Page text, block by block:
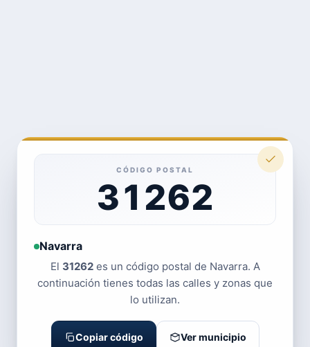
CÓDIGO POSTAL
31262
Navarra
El 31262es un código postal de Navarra. A
continuación tienes todas las calles y zonas que
lo utilizan.
Copiar código Ver municipio